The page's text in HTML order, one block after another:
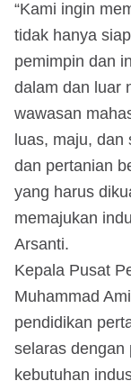
“Kami ingin
tidak hanya
pemimpin dan
dalam dan luar
wawasan
luas, maju, dan
dan pertanian
yang harus
memajukan
Arsanti.
Kepala Pusat
Muhammad
pendidikan
selaras dengan
kebutuhan